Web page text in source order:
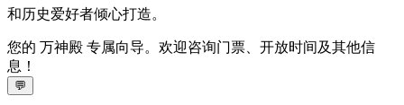
和历史爱好者倾心打造。
您的 万神殿 专属向导。欢迎咨询门票、开放时间及其他信
息！
💬